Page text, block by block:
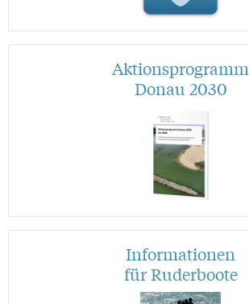
Aktionsprogramm
Donau 2030
Informationen
für Ruderboote